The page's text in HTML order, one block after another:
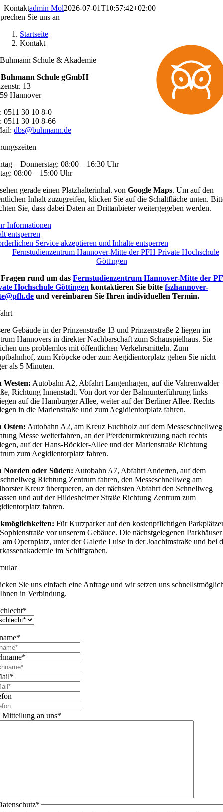
Zum
Inhalt
Kontaktadmin Mol2026-07-01T10:57:42+02:00
Sie uns an
Startseite
Kontakt
Schule & Akademie
Schule gGmbH
13
Hannover
0511 30 10 8-0
0511 30 10 8-66
dbs@buhmann.de
– Donnerstag: 08:00 – 16:30 Uhr
08:00 – 15:00 Uhr
gerade einen Platzhalterinhalt von Google Maps. Um auf den
Inhalt zuzugreifen, klicken Sie auf die Schaltfläche unten.
Sie, dass dabei Daten an Drittanbieter weitergegeben werden.
Informationen
entsperren
Service akzeptieren und Inhalte entsperren
rund um das Fernstudienzentrum Hannover-Mitte der
Hochschule Göttingen kontaktieren Sie bitte fszhannover-
und vereinbaren Sie Ihren individuellen Termin.
Gebäude in der Prinzenstraße 13 und Prinzenstraße 2 liegen im
Hannovers in direkter Nachbarschaft zum Schauspielhaus. Sie
uns problemlos mit öffentlichen Verkehrsmitteln. Zum
zum Kröpcke oder zum Aegidientorplatz gehen Sie nicht
als 5 Minuten.
Westen: Autobahn A2, Abfahrt Langenhagen, auf die Vahrenwalder
Richtung Innenstadt. Von dort vor der Bahnunterführung links
auf die Hamburger Allee, weiter auf der Berliner Allee. Rechts
in die Marienstraße und zum Aegidientorplatz fahren.
Osten: Autobahn A2, am Kreuz Buchholz auf dem Messeschnellweg
Messe weiterfahren, an der Pferdeturmkreuzung nach rechts
auf der Hans-Böckler-Allee und der Marienstraße Richtung
zum Aegidientorplatz fahren.
Norden oder Süden: Autobahn A7, Abfahrt Anderten, auf dem
Richtung Zentrum fahren, den Messeschnellweg am
Kreuz überqueren, an der nächsten Abfahrt den Schnellweg
und auf der Hildesheimer Straße Richtung Zentrum zum
fahren.
Für Kurzparker auf den kostenpflichtigen
vor unserem Gebäude. Die nächstgelegenen Parkhäuser
am Opernplatz, unter der Galerie Luise in der Joachimstraße und bei
im Schiffgraben.
Sie uns einfach eine Anfrage und wir setzen uns
in Verbindung.
*
*
*
*
Mitteilung an uns*
*